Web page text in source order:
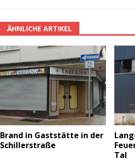
ÄHNLICHE ARTIKEL
Brand in Gaststätte in der
Schillerstraße
Tal